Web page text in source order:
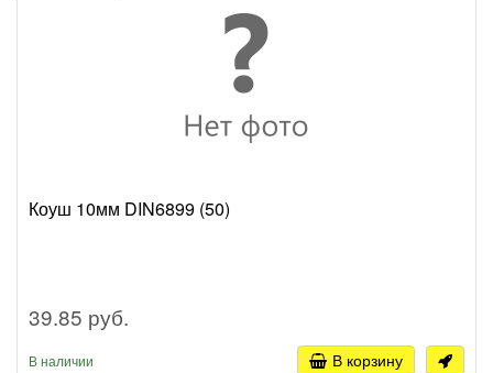
Коуш 10мм DIN6899 (50)
39.85 руб.
В наличии В корзину